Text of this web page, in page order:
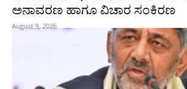
ಅನಾವರಣ ಹಾಗೂ ವಿಚಾರ ಸಂಕಿರಣ
August 9, 2026